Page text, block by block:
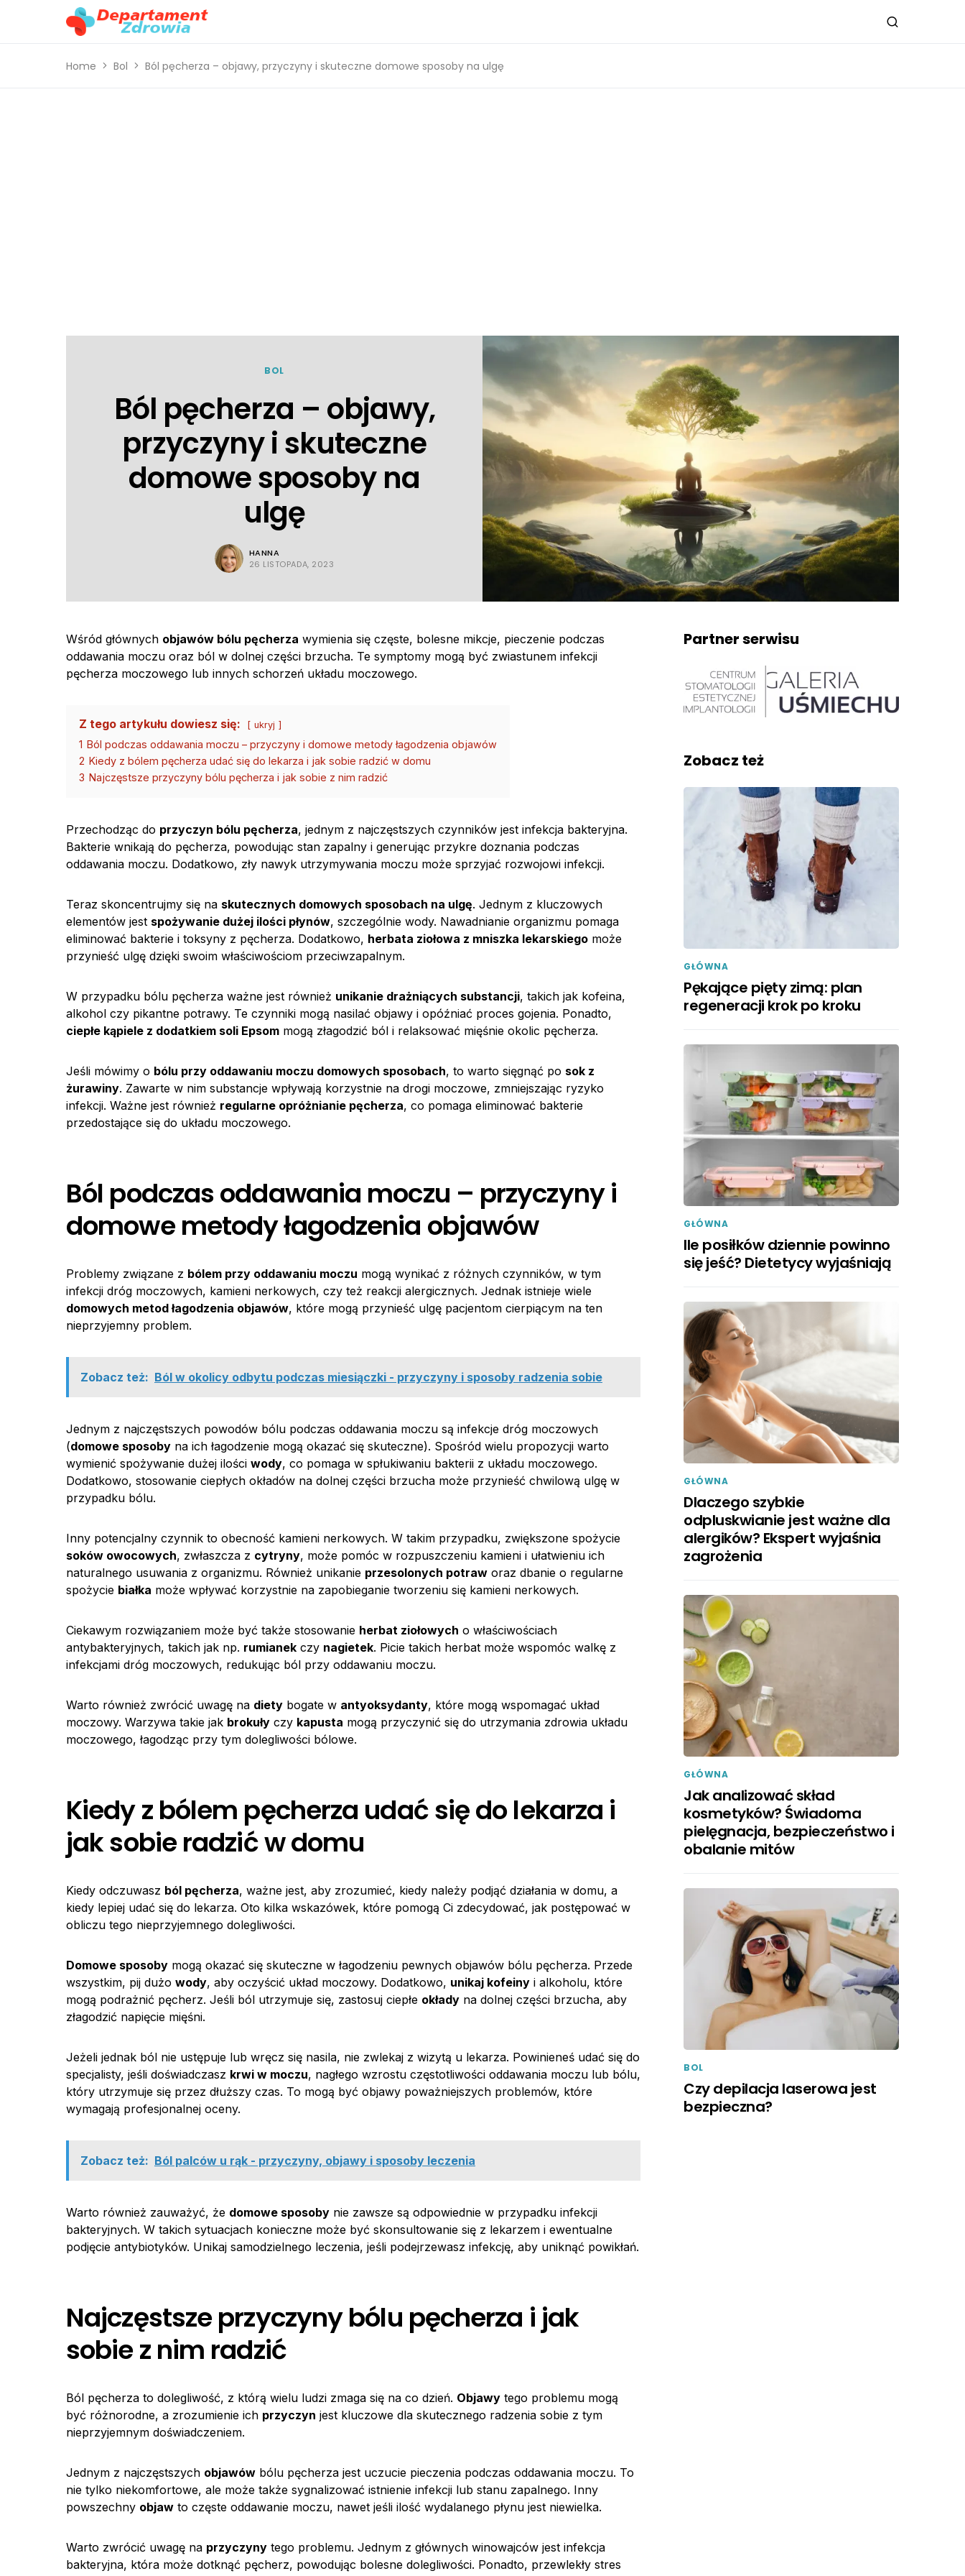
Home Bol Ból pęcherza – objawy, przyczyny i skuteczne domowe sposoby na ulgę
BOL
Ból pęcherza – objawy,
przyczyny i skuteczne
domowe sposoby na
ulgę
HANNA
26 LISTOPADA, 2023
Wśród głównych objawów bólu pęcherza wymienia się częste, bolesne mikcje, pieczenie podczas
oddawania moczu oraz ból w dolnej części brzucha. Te symptomy mogą być zwiastunem infekcji
pęcherza moczowego lub innych schorzeń układu moczowego.
Z tego artykułu dowiesz się: ukryj
1 Ból podczas oddawania moczu – przyczyny i domowe metody łagodzenia objawów
2 Kiedy z bólem pęcherza udać się do lekarza i jak sobie radzić w domu
3 Najczęstsze przyczyny bólu pęcherza i jak sobie z nim radzić
Przechodząc do przyczyn bólu pęcherza, jednym z najczęstszych czynników jest infekcja bakteryjna.
Bakterie wnikają do pęcherza, powodując stan zapalny i generując przykre doznania podczas
oddawania moczu. Dodatkowo, zły nawyk utrzymywania moczu może sprzyjać rozwojowi infekcji.
Teraz skoncentrujmy się na skutecznych domowych sposobach na ulgę. Jednym z kluczowych
elementów jest spożywanie dużej ilości płynów, szczególnie wody. Nawadnianie organizmu pomaga
eliminować bakterie i toksyny z pęcherza. Dodatkowo, herbata ziołowa z mniszka lekarskiego może
przynieść ulgę dzięki swoim właściwościom przeciwzapalnym.
W przypadku bólu pęcherza ważne jest również unikanie drażniących substancji, takich jak kofeina,
alkohol czy pikantne potrawy. Te czynniki mogą nasilać objawy i opóźniać proces gojenia. Ponadto,
ciepłe kąpiele z dodatkiem soli Epsom mogą złagodzić ból i relaksować mięśnie okolic pęcherza.
Jeśli mówimy o bólu przy oddawaniu moczu domowych sposobach, to warto sięgnąć po sok z
żurawiny. Zawarte w nim substancje wpływają korzystnie na drogi moczowe, zmniejszając ryzyko
infekcji. Ważne jest również regularne opróżnianie pęcherza, co pomaga eliminować bakterie
przedostające się do układu moczowego.
Ból podczas oddawania moczu – przyczyny i
domowe metody łagodzenia objawów
Problemy związane z bólem przy oddawaniu moczu mogą wynikać z różnych czynników, w tym
infekcji dróg moczowych, kamieni nerkowych, czy też reakcji alergicznych. Jednak istnieje wiele
domowych metod łagodzenia objawów, które mogą przynieść ulgę pacjentom cierpiącym na ten
nieprzyjemny problem.
Zobacz też: Ból w okolicy odbytu podczas miesiączki - przyczyny i sposoby radzenia sobie
Jednym z najczęstszych powodów bólu podczas oddawania moczu są infekcje dróg moczowych
(domowe sposoby na ich łagodzenie mogą okazać się skuteczne). Spośród wielu propozycji warto
wymienić spożywanie dużej ilości wody, co pomaga w spłukiwaniu bakterii z układu moczowego.
Dodatkowo, stosowanie ciepłych okładów na dolnej części brzucha może przynieść chwilową ulgę w
przypadku bólu.
Inny potencjalny czynnik to obecność kamieni nerkowych. W takim przypadku, zwiększone spożycie
soków owocowych, zwłaszcza z cytryny, może pomóc w rozpuszczeniu kamieni i ułatwieniu ich
naturalnego usuwania z organizmu. Również unikanie przesolonych potraw oraz dbanie o regularne
spożycie białka może wpływać korzystnie na zapobieganie tworzeniu się kamieni nerkowych.
Ciekawym rozwiązaniem może być także stosowanie herbat ziołowych o właściwościach
antybakteryjnych, takich jak np. rumianek czy nagietek. Picie takich herbat może wspomóc walkę z
infekcjami dróg moczowych, redukując ból przy oddawaniu moczu.
Warto również zwrócić uwagę na diety bogate w antyoksydanty, które mogą wspomagać układ
moczowy. Warzywa takie jak brokuły czy kapusta mogą przyczynić się do utrzymania zdrowia układu
moczowego, łagodząc przy tym dolegliwości bólowe.
Kiedy z bólem pęcherza udać się do lekarza i
jak sobie radzić w domu
Kiedy odczuwasz ból pęcherza, ważne jest, aby zrozumieć, kiedy należy podjąć działania w domu, a
kiedy lepiej udać się do lekarza. Oto kilka wskazówek, które pomogą Ci zdecydować, jak postępować w
obliczu tego nieprzyjemnego dolegliwości.
Domowe sposoby mogą okazać się skuteczne w łagodzeniu pewnych objawów bólu pęcherza. Przede
wszystkim, pij dużo wody, aby oczyścić układ moczowy. Dodatkowo, unikaj kofeiny i alkoholu, które
mogą podrażnić pęcherz. Jeśli ból utrzymuje się, zastosuj ciepłe okłady na dolnej części brzucha, aby
złagodzić napięcie mięśni.
Jeżeli jednak ból nie ustępuje lub wręcz się nasila, nie zwlekaj z wizytą u lekarza. Powinieneś udać się do
specjalisty, jeśli doświadczasz krwi w moczu, nagłego wzrostu częstotliwości oddawania moczu lub bólu,
który utrzymuje się przez dłuższy czas. To mogą być objawy poważniejszych problemów, które
wymagają profesjonalnej oceny.
Zobacz też: Ból palców u rąk - przyczyny, objawy i sposoby leczenia
Warto również zauważyć, że domowe sposoby nie zawsze są odpowiednie w przypadku infekcji
bakteryjnych. W takich sytuacjach konieczne może być skonsultowanie się z lekarzem i ewentualne
podjęcie antybiotyków. Unikaj samodzielnego leczenia, jeśli podejrzewasz infekcję, aby uniknąć powikłań.
Najczęstsze przyczyny bólu pęcherza i jak
sobie z nim radzić
Ból pęcherza to dolegliwość, z którą wielu ludzi zmaga się na co dzień. Objawy tego problemu mogą
być różnorodne, a zrozumienie ich przyczyn jest kluczowe dla skutecznego radzenia sobie z tym
nieprzyjemnym doświadczeniem.
Jednym z najczęstszych objawów bólu pęcherza jest uczucie pieczenia podczas oddawania moczu. To
nie tylko niekomfortowe, ale może także sygnalizować istnienie infekcji lub stanu zapalnego. Inny
powszechny objaw to częste oddawanie moczu, nawet jeśli ilość wydalanego płynu jest niewielka.
Warto zwrócić uwagę na przyczyny tego problemu. Jednym z głównych winowajców jest infekcja
bakteryjna, która może dotknąć pęcherz, powodując bolesne dolegliwości. Ponadto, przewlekły stres
Partner serwisu
Zobacz też
GŁÓWNA
Pękające pięty zimą: plan
regeneracji krok po kroku
GŁÓWNA
Ile posiłków dziennie powinno
się jeść? Dietetycy wyjaśniają
GŁÓWNA
Dlaczego szybkie
odpluskwianie jest ważne dla
alergików? Ekspert wyjaśnia
zagrożenia
GŁÓWNA
Jak analizować skład
kosmetyków? Świadoma
pielęgnacja, bezpieczeństwo i
obalanie mitów
BOL
Czy depilacja laserowa jest
bezpieczna?